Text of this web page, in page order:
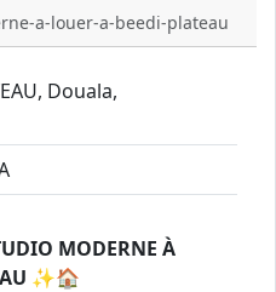
a-louer-a-beedi-plateau
Douala,
MODERNE À
✨🏠